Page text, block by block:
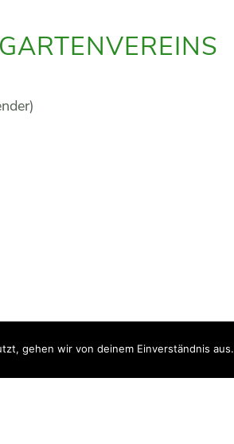
gehen wir von deinem Einverständnis aus.